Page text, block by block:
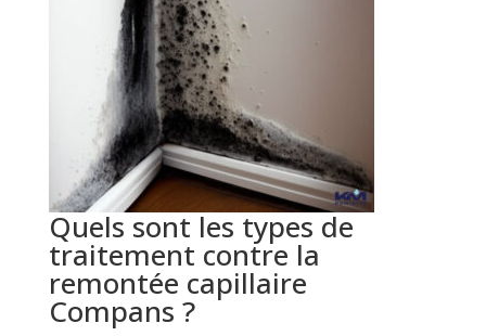
Quels sont les types de
traitement contre la
remontée capillaire
Compans ?